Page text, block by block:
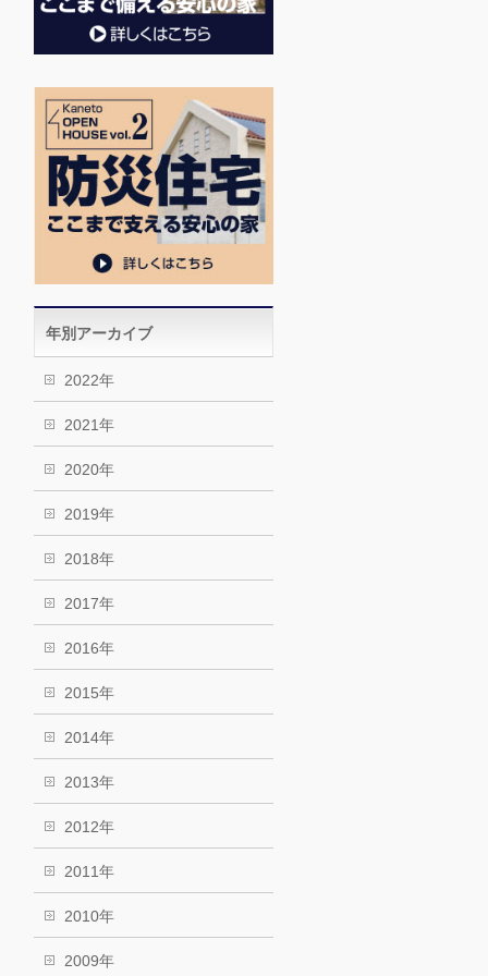
年別アーカイブ
2022年
2021年
2020年
2019年
2018年
2017年
2016年
2015年
2014年
2013年
2012年
2011年
2010年
2009年